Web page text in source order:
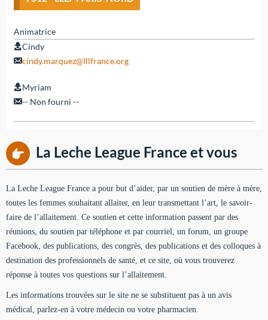
Animatrice
Cindy
cindy.marquez@lllfrance.org
Myriam
-- Non fourni --
La Leche League France et vous
La Leche League France a pour but d’aider, par un soutien de mère à mère,
toutes les femmes souhaitant allaiter, en leur transmettant l’art, le savoir-
faire de l’allaitement. Ce soutien et cette information passent par des
réunions, du soutien par téléphone et par courriel, un forum, un groupe
Facebook, des publications, des congrès, des publications et des colloques à
destination des professionnels de santé, et ce site, où vous trouverez
réponse à toutes vos questions sur l’allaitement.
Les informations trouvées sur le site ne se substituent pas à un avis
médical, parlez-en à votre médecin ou votre pharmacien.